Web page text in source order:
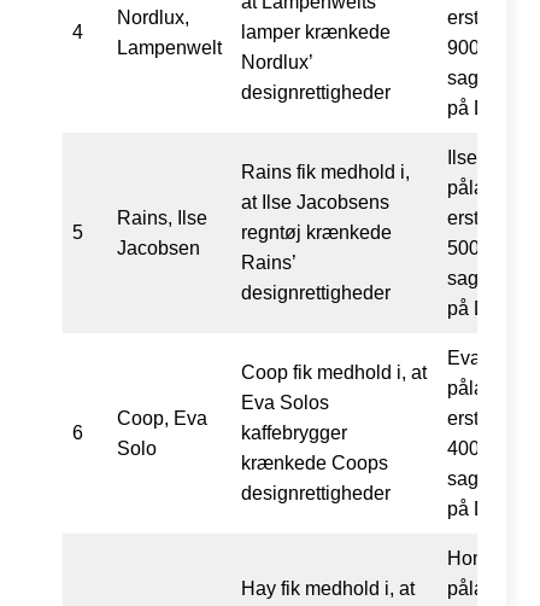
4
Nordlux,
Lampenwelt
lamper krænkede
Nordlux’
designrettigheder
erstatning
900.000
på DKK
5
Rains, Ilse
Jacobsen
Rains fik medhold i,
at Ilse Jacobsens
regntøj krænkede
Rains’
designrettigheder
Ilse
pålagt at
erstatning
500.000
på DKK
6
Coop, Eva
Solo
Coop fik medhold i, at
Eva Solos
kaffebrygger
krænkede Coops
designrettigheder
Eva Solo
pålagt at
erstatning
400.000
på DKK
Hay fik medhold i, at
pålagt at